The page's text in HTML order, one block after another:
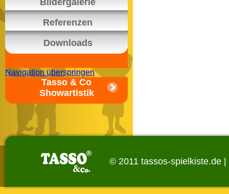
Bildergalerie
Referenzen
Downloads
Navigation überspringen
Tasso & Co
Showartistik
© 2011 tassos-spielkiste.de |